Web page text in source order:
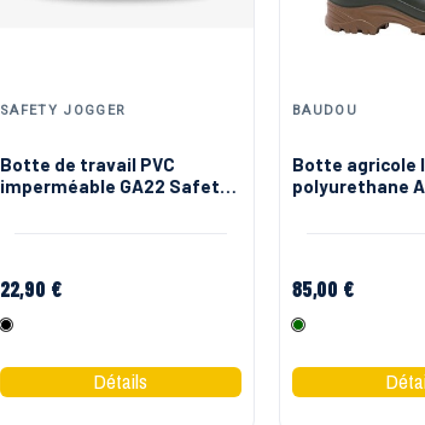
SAFETY JOGGER
Botte de travail PVC
imperméable GA22 Safety
22,90 €
Noir
BAUDOU
Botte agricole
polyurethane
85,00 €
Vert